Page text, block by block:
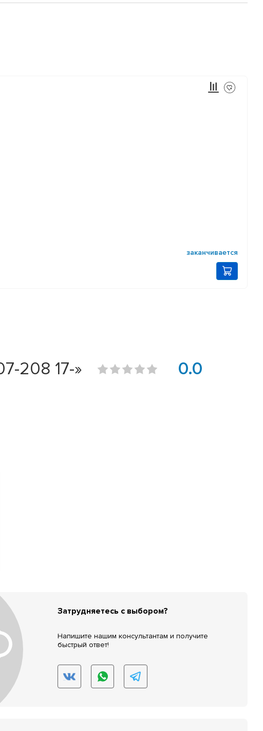
заканчивается
208 17-» 0.0
Затрудняетесь с выбором?
Напишите нашим консультантам и получите
быстрый ответ!